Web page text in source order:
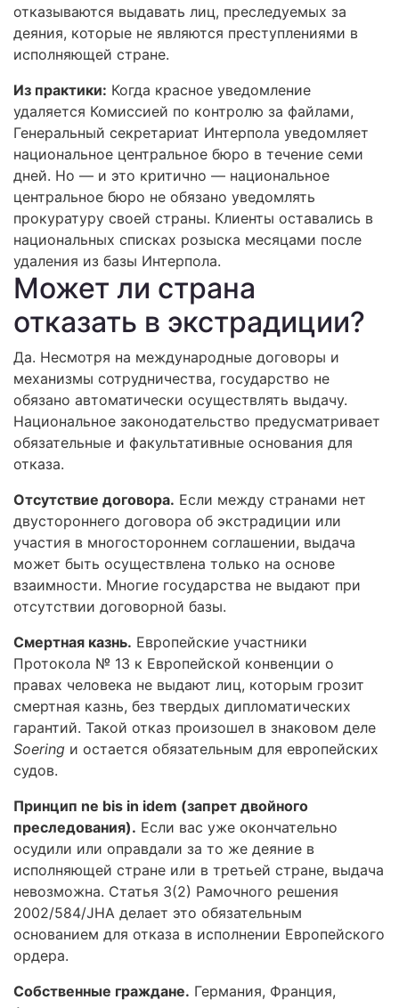
отказываются выдавать лиц, преследуемых за
деяния, которые не являются преступлениями в
исполняющей стране.
Из практики: Когда красное уведомление
удаляется Комиссией по контролю за файлами,
Генеральный секретариат Интерпола уведомляет
национальное центральное бюро в течение семи
дней. Но — и это критично — национальное
центральное бюро не обязано уведомлять
прокуратуру своей страны. Клиенты оставались в
национальных списках розыска месяцами после
удаления из базы Интерпола.
Может ли страна
отказать в экстрадиции?
Да. Несмотря на международные договоры и
механизмы сотрудничества, государство не
обязано автоматически осуществлять выдачу.
Национальное законодательство предусматривает
обязательные и факультативные основания для
отказа.
Отсутствие договора. Если между странами нет
двустороннего договора об экстрадиции или
участия в многостороннем соглашении, выдача
может быть осуществлена только на основе
взаимности. Многие государства не выдают при
отсутствии договорной базы.
Смертная казнь. Европейские участники
Протокола № 13 к Европейской конвенции о
правах человека не выдают лиц, которым грозит
смертная казнь, без твердых дипломатических
гарантий. Такой отказ произошел в знаковом деле
Soering и остается обязательным для европейских
судов.
Принцип ne bis in idem (запрет двойного
преследования). Если вас уже окончательно
осудили или оправдали за то же деяние в
исполняющей стране или в третьей стране, выдача
невозможна. Статья 3(2) Рамочного решения
2002/584/JHA делает это обязательным
основанием для отказа в исполнении Европейского
ордера.
Собственные граждане. Германия, Франция,